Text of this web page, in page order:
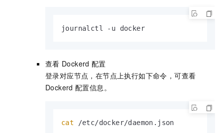
journalctl -u docker
查看 Dockerd 配置
登录对应节点，在节点上执行如下命令，可查看
Dockerd 配置信息。
cat /etc/docker/daemon.json